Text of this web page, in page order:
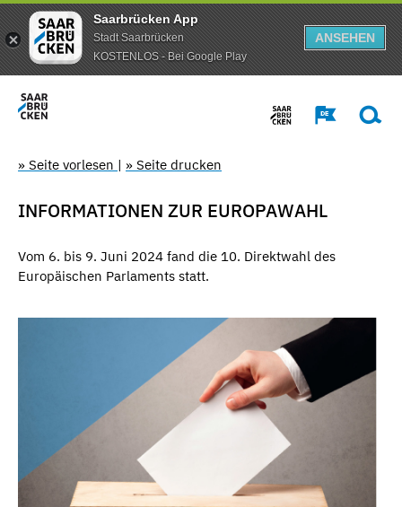
Saarbrücken App
Stadt Saarbrücken
KOSTENLOS - Bei Google Play
ANSEHEN
» Seite vorlesen | » Seite drucken
INFORMATIONEN ZUR EUROPAWAHL
Vom 6. bis 9. Juni 2024 fand die 10. Direktwahl des
Europäischen Parlaments statt.